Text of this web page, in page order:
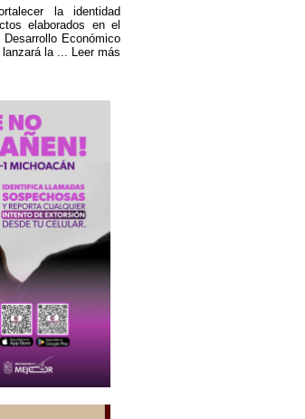
la identidad
elaborados en el
Económico
la ... Leer más